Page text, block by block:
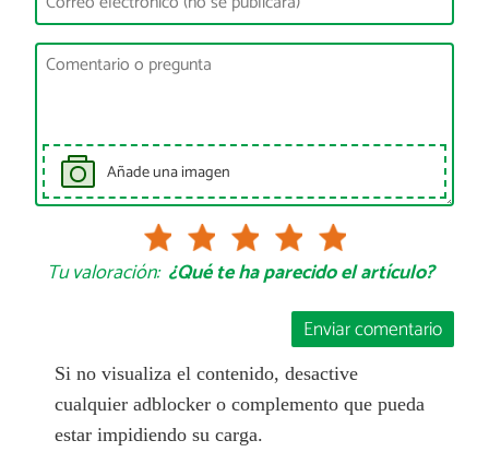
Añade una imagen
Tu valoración: ¿Qué te ha parecido el artículo?
Enviar comentario
Si no visualiza el contenido, desactive
cualquier adblocker o complemento que pueda
estar impidiendo su carga.